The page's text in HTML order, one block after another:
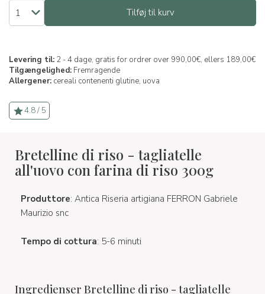
Tilføj til kurv
Levering til: 2 - 4 dage, gratis for ordrer over 990,00€, ellers 189,00€
Tilgængelighed: Fremragende
Allergener: cereali contenenti glutine, uova
4.8 / 5
Bretelline di riso - tagliatelle
all'uovo con farina di riso 300g
Produttore: Antica Riseria artigiana FERRON Gabriele
Maurizio snc
Tempo di cottura: 5-6 minuti
Ingredienser Bretelline di riso - tagliatelle